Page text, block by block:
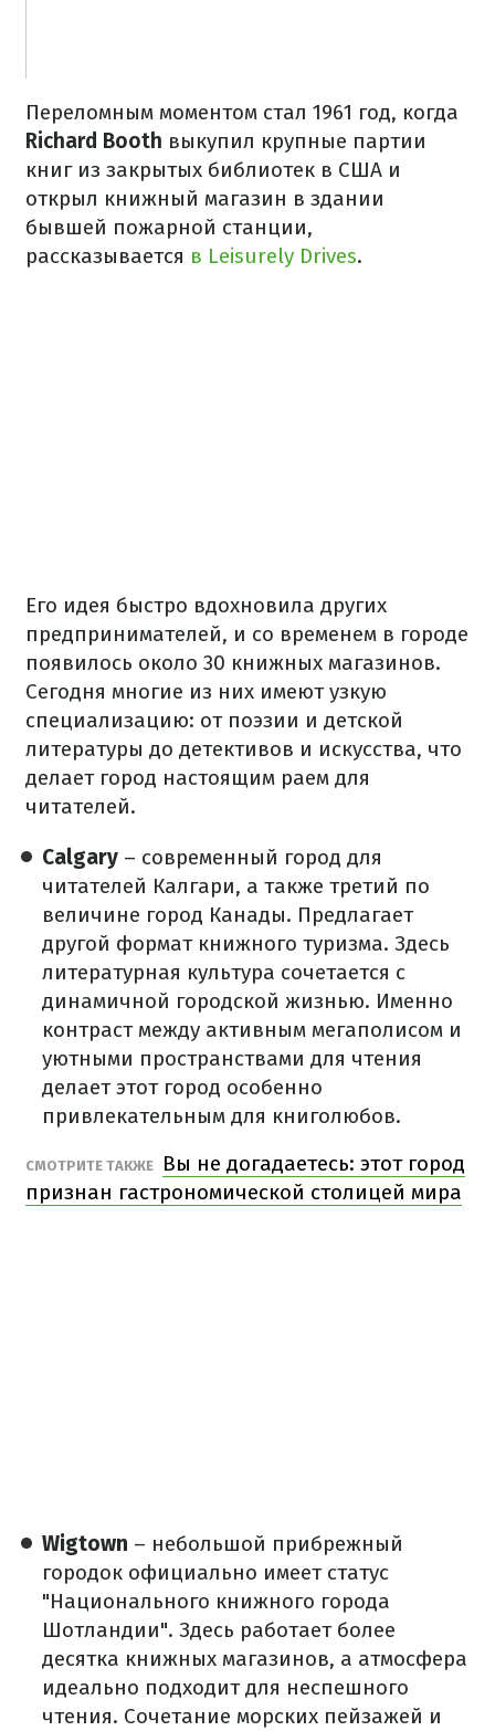
Переломным моментом стал 1961 год, когда
Richard Booth выкупил крупные партии
книг из закрытых библиотек в США и
открыл книжный магазин в здании
бывшей пожарной станции,
рассказывается в Leisurely Drives.
Его идея быстро вдохновила других
предпринимателей, и со временем в городе
появилось около 30 книжных магазинов.
Сегодня многие из них имеют узкую
специализацию: от поэзии и детской
литературы до детективов и искусства, что
делает город настоящим раем для
читателей.
Calgary – современный город для
читателей Калгари, а также третий по
величине город Канады. Предлагает
другой формат книжного туризма. Здесь
литературная культура сочетается с
динамичной городской жизнью. Именно
контраст между активным мегаполисом и
уютными пространствами для чтения
делает этот город особенно
привлекательным для книголюбов.
СМОТРИТЕ ТАКЖЕ
Вы не догадаетесь: этот город
признан гастрономической столицей мира
Wigtown – небольшой прибрежный
городок официально имеет статус
"Национального книжного города
Шотландии". Здесь работает более
десятка книжных магазинов, а атмосфера
идеально подходит для неспешного
чтения. Сочетание морских пейзажей и